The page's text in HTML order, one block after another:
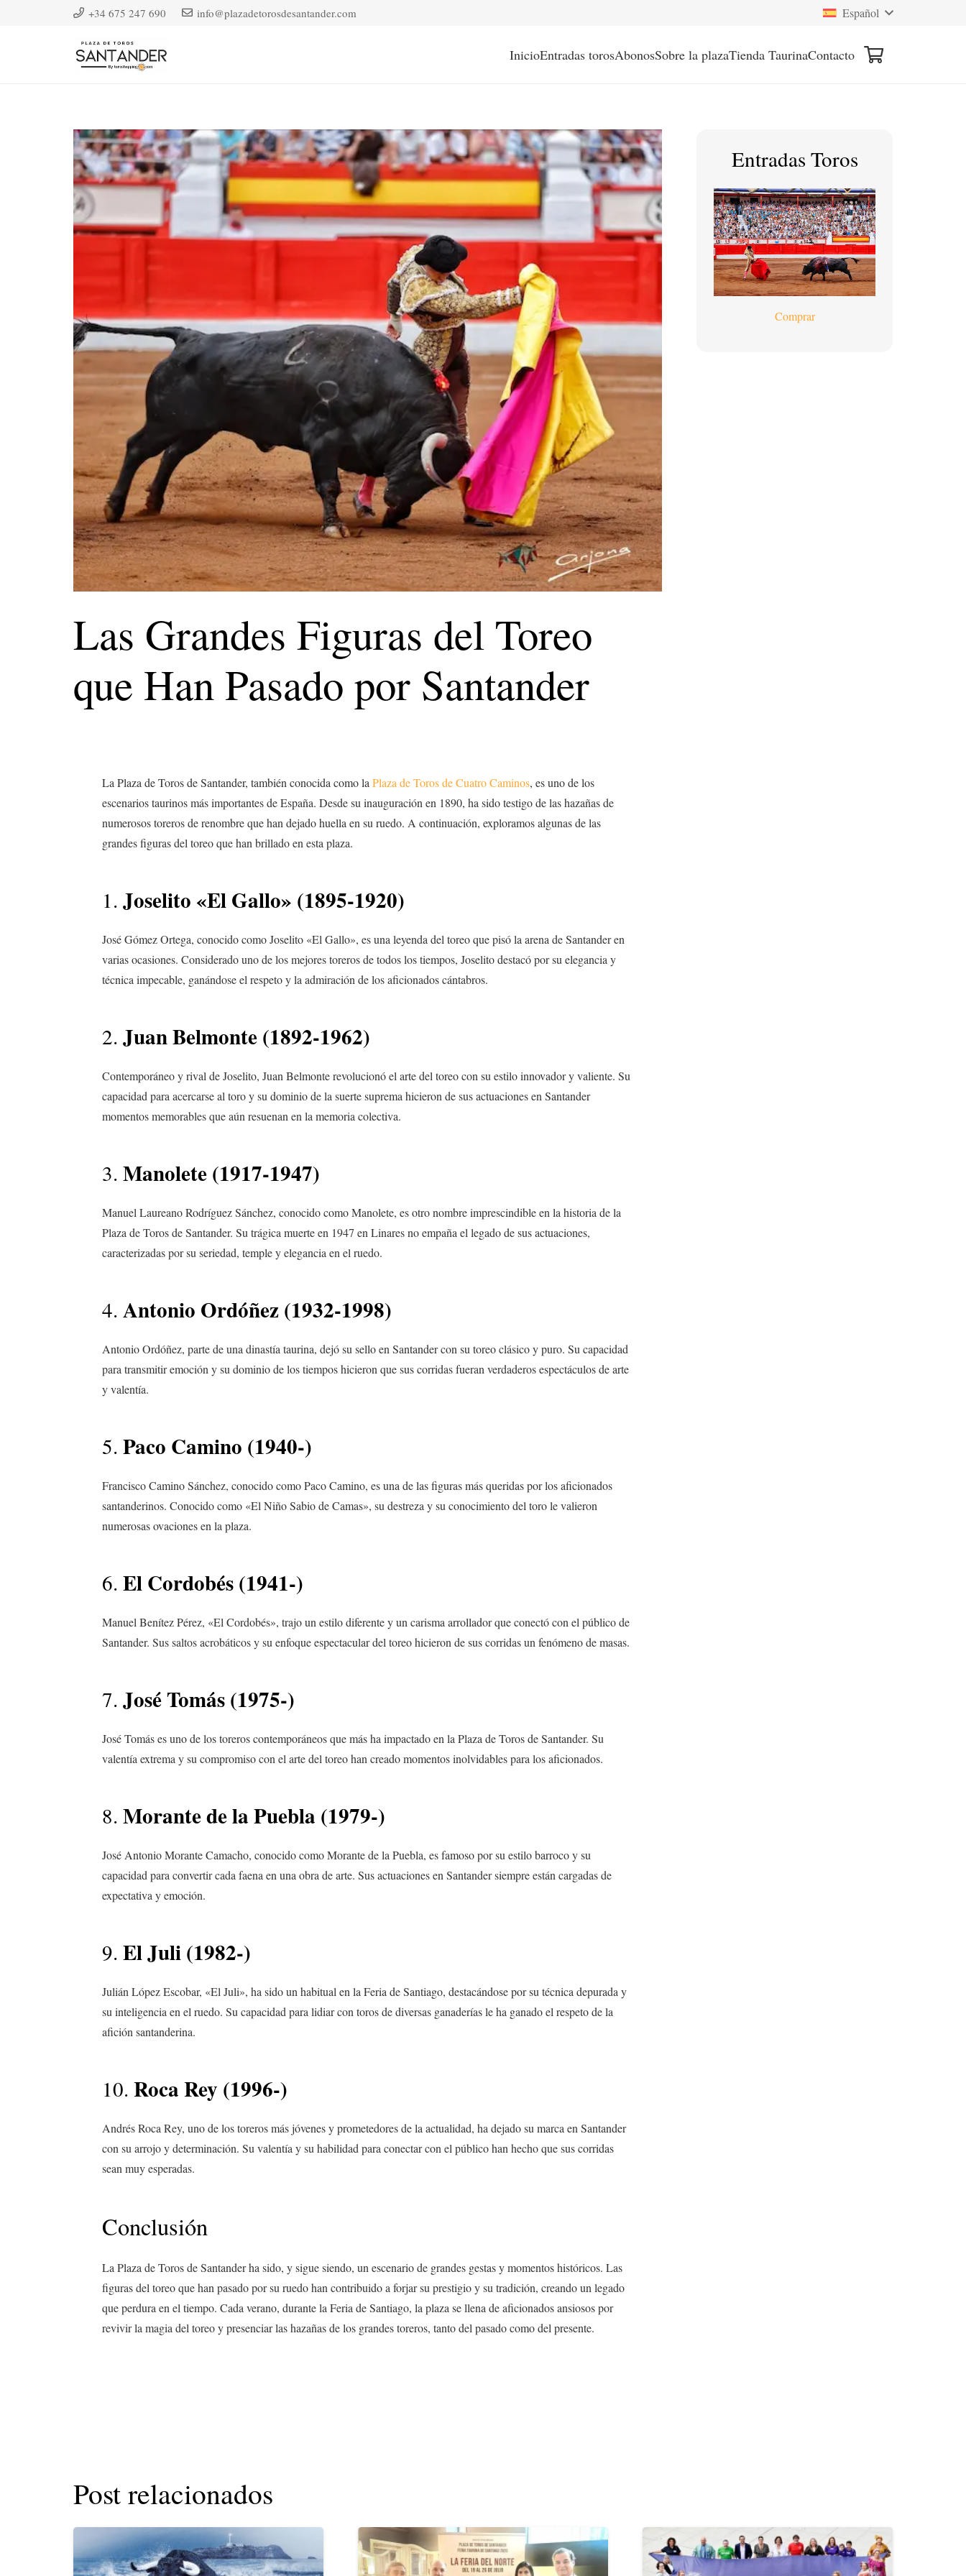
+34 675 247 690 info@plazadetorosdesantander.com Español
InicioEntradas torosAbonosSobre la plazaTienda TaurinaContacto
Las Grandes Figuras del Toreo
que Han Pasado por Santander
La Plaza de Toros de Santander, también conocida como la Plaza de Toros de Cuatro Caminos, es uno de los
escenarios taurinos más importantes de España. Desde su inauguración en 1890, ha sido testigo de las hazañas de
numerosos toreros de renombre que han dejado huella en su ruedo. A continuación, exploramos algunas de las
grandes figuras del toreo que han brillado en esta plaza.
1. Joselito «El Gallo» (1895-1920)
José Gómez Ortega, conocido como Joselito «El Gallo», es una leyenda del toreo que pisó la arena de Santander en
varias ocasiones. Considerado uno de los mejores toreros de todos los tiempos, Joselito destacó por su elegancia y
técnica impecable, ganándose el respeto y la admiración de los aficionados cántabros.
2. Juan Belmonte (1892-1962)
Contemporáneo y rival de Joselito, Juan Belmonte revolucionó el arte del toreo con su estilo innovador y valiente. Su
capacidad para acercarse al toro y su dominio de la suerte suprema hicieron de sus actuaciones en Santander
momentos memorables que aún resuenan en la memoria colectiva.
3. Manolete (1917-1947)
Manuel Laureano Rodríguez Sánchez, conocido como Manolete, es otro nombre imprescindible en la historia de la
Plaza de Toros de Santander. Su trágica muerte en 1947 en Linares no empaña el legado de sus actuaciones,
caracterizadas por su seriedad, temple y elegancia en el ruedo.
4. Antonio Ordóñez (1932-1998)
Antonio Ordóñez, parte de una dinastía taurina, dejó su sello en Santander con su toreo clásico y puro. Su capacidad
para transmitir emoción y su dominio de los tiempos hicieron que sus corridas fueran verdaderos espectáculos de arte
y valentía.
5. Paco Camino (1940-)
Francisco Camino Sánchez, conocido como Paco Camino, es una de las figuras más queridas por los aficionados
santanderinos. Conocido como «El Niño Sabio de Camas», su destreza y su conocimiento del toro le valieron
numerosas ovaciones en la plaza.
6. El Cordobés (1941-)
Manuel Benítez Pérez, «El Cordobés», trajo un estilo diferente y un carisma arrollador que conectó con el público de
Santander. Sus saltos acrobáticos y su enfoque espectacular del toreo hicieron de sus corridas un fenómeno de masas.
7. José Tomás (1975-)
José Tomás es uno de los toreros contemporáneos que más ha impactado en la Plaza de Toros de Santander. Su
valentía extrema y su compromiso con el arte del toreo han creado momentos inolvidables para los aficionados.
8. Morante de la Puebla (1979-)
José Antonio Morante Camacho, conocido como Morante de la Puebla, es famoso por su estilo barroco y su
capacidad para convertir cada faena en una obra de arte. Sus actuaciones en Santander siempre están cargadas de
expectativa y emoción.
9. El Juli (1982-)
Julián López Escobar, «El Juli», ha sido un habitual en la Feria de Santiago, destacándose por su técnica depurada y
su inteligencia en el ruedo. Su capacidad para lidiar con toros de diversas ganaderías le ha ganado el respeto de la
afición santanderina.
10. Roca Rey (1996-)
Andrés Roca Rey, uno de los toreros más jóvenes y prometedores de la actualidad, ha dejado su marca en Santander
con su arrojo y determinación. Su valentía y su habilidad para conectar con el público han hecho que sus corridas
sean muy esperadas.
Conclusión
La Plaza de Toros de Santander ha sido, y sigue siendo, un escenario de grandes gestas y momentos históricos. Las
figuras del toreo que han pasado por su ruedo han contribuido a forjar su prestigio y su tradición, creando un legado
que perdura en el tiempo. Cada verano, durante la Feria de Santiago, la plaza se llena de aficionados ansiosos por
revivir la magia del toreo y presenciar las hazañas de los grandes toreros, tanto del pasado como del presente.
Entradas Toros
Comprar
Post relacionados